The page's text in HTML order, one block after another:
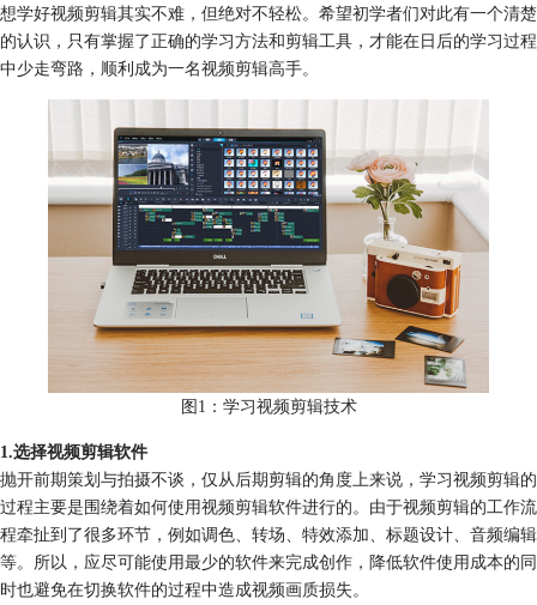
想学好视频剪辑其实不难，但绝对不轻松。希望初学者们对此有一个清楚
的认识，只有掌握了正确的学习方法和剪辑工具，才能在日后的学习过程
中少走弯路，顺利成为一名视频剪辑高手。
图1：学习视频剪辑技术
1.选择视频剪辑软件
抛开前期策划与拍摄不谈，仅从后期剪辑的角度上来说，学习视频剪辑的
过程主要是围绕着如何使用视频剪辑软件进行的。由于视频剪辑的工作流
程牵扯到了很多环节，例如调色、转场、特效添加、标题设计、音频编辑
等。所以，应尽可能使用最少的软件来完成创作，降低软件使用成本的同
时也避免在切换软件的过程中造成视频画质损失。